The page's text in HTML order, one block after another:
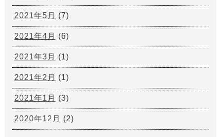
2021年5月 (7)
2021年4月 (6)
2021年3月 (1)
2021年2月 (1)
2021年1月 (3)
2020年12月 (2)